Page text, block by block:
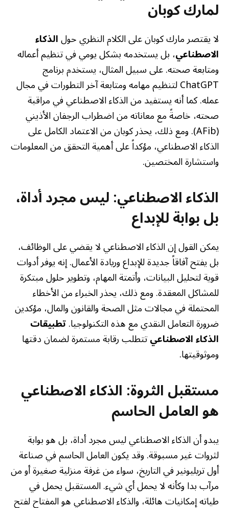
لمارك كوبان
لا يقتصر مارك كوبان على الكلام النظري حولالذكاء
الاصطناعي، بل يستخدمه بشكل يومي في تنظيم أعماله
ومتابعة صحته. على سبيل المثال، يستخدم برنامج
ChatGPT لتنظيم مهامه ومتابعة آخر التطورات في مجال
عمله. كما أنه يستفيد من الذكاء الاصطناعي في مراقبة
صحته، خاصةً مع معاناته من اضطراب الرجفان الأذيني
(AFib). ومع ذلك، يحذر كوبان من الاعتماد الكامل على
الذكاء الاصطناعي، مؤكداً على أهمية التحقق من المعلومات
واستشارة المختصين.
الذكاء الاصطناعي: ليس مجرد أداة،
بل بوابة للإبداع
يمكن القول إن الذكاء الاصطناعي لا يقضي على الوظائف،
بل يفتح آفاقاً جديدة للإبداع وريادة الأعمال. إنه يوفر أدوات
قوية لتحليل البيانات، وأتمتة المهام، وتطوير حلول مبتكرة
للمشاكل المعقدة. ومع ذلك، يحذر الخبراء من الأخطاء
المحتملة في مجالات مثل الصحة والقانون والمال، مؤكدين
ضرورة التعامل النقدي مع هذه التكنولوجيا.تطبيقات
الذكاء الاصطناعيتتطلب رقابة مستمرة لضمان دقتها
وموثوقيتها.
مستقبل الثروة: الذكاء الاصطناعي
هو العامل الحاسم
يبدو أن الذكاء الاصطناعي ليس مجرد أداة، بل هو بوابة
لثروات غير مسبوقة. وقد يكون العامل الحاسم في صناعة
أول تريليونير في التاريخ، سواء من غرفة منزلية صغيرة أو من
مرآب بدا وكأنه لا يحمل أي شيء. المستقبل يحمل في
طياته إمكانيات هائلة، والذكاء الاصطناعي هو المفتاح لفتح